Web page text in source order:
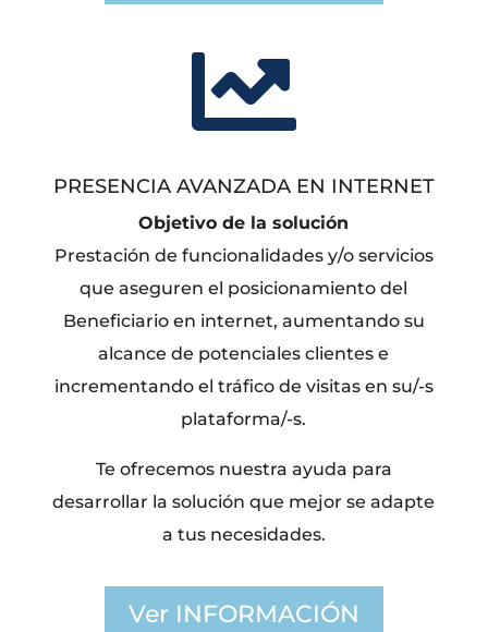

PRESENCIA AVANZADA EN INTERNET
Objetivo de la solución
Prestación de funcionalidades y/o servicios
que aseguren el posicionamiento del
Beneficiario en internet, aumentando su
alcance de potenciales clientes e
incrementando el tráfico de visitas en su/-s
plataforma/-s.
Te ofrecemos nuestra ayuda para
desarrollar la solución que mejor se adapte
a tus necesidades.
Ver INFORMACIÓN